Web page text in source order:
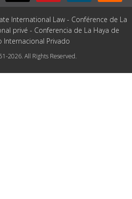
International Law - Conférence de La
privé - Conferencia de La Haya de
Internacional Privado
2026. All Rights Reserved.